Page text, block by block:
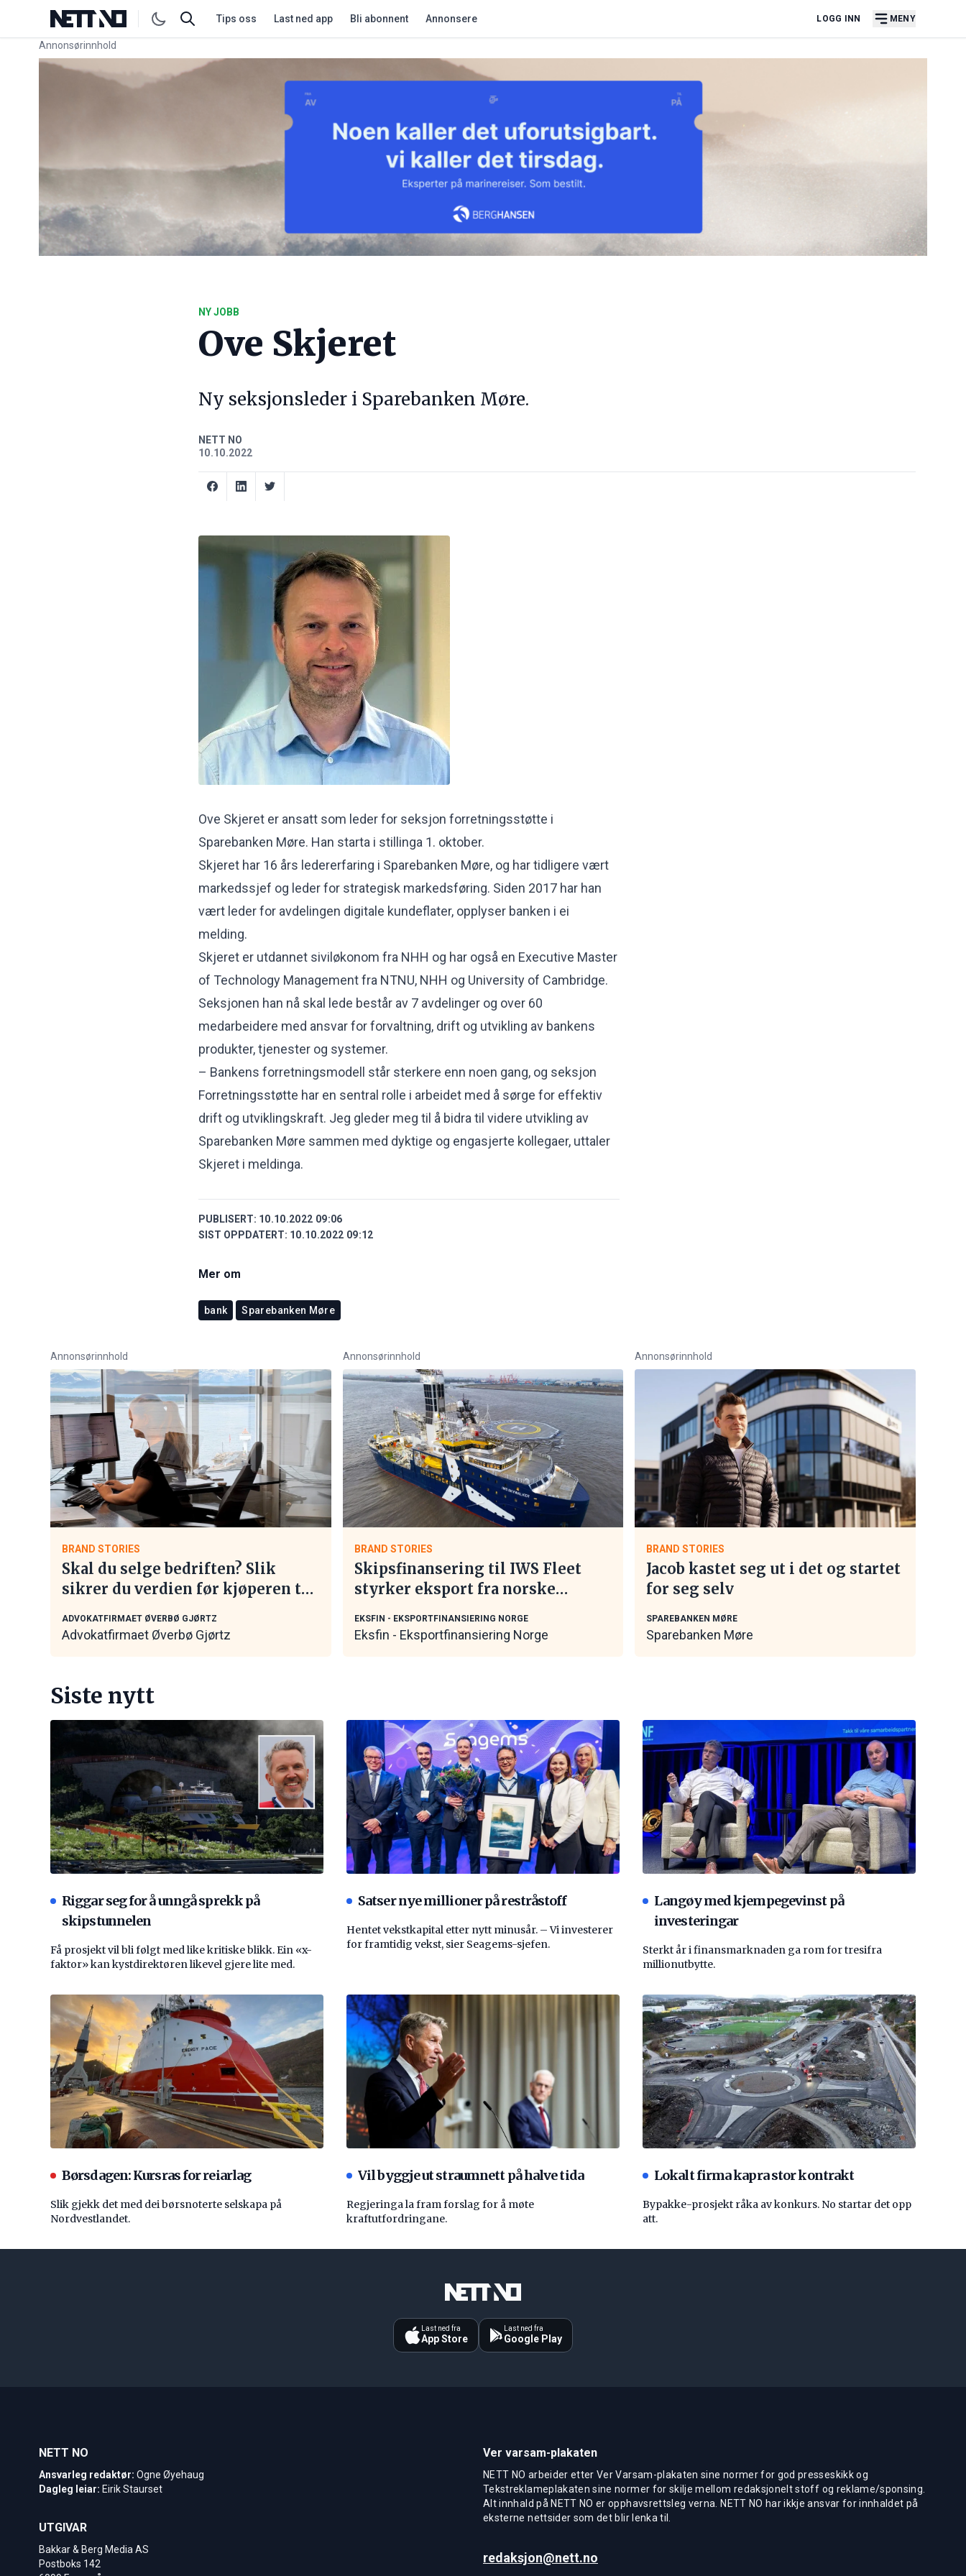
Tips oss Last ned app Bli abonnent Annonsere LOGG INN MENY
Annonsørinnhold
Link for annonse
NY JOBB
Ove Skjeret
Ny seksjonsleder i Sparebanken Møre.
NETT NO
10.10.2022
Ove Skjeret er ansatt som leder for seksjon forretningsstøtte i
Sparebanken Møre. Han starta i stillinga 1. oktober.
Skjeret har 16 års ledererfaring i Sparebanken Møre, og har tidligere vært
markedssjef og leder for strategisk markedsføring. Siden 2017 har han
vært leder for avdelingen digitale kundeflater, opplyser banken i ei
melding.
Skjeret er utdannet siviløkonom fra NHH og har også en Executive Master
of Technology Management fra NTNU, NHH og University of Cambridge.
Seksjonen han nå skal lede består av 7 avdelinger og over 60
medarbeidere med ansvar for forvaltning, drift og utvikling av bankens
produkter, tjenester og systemer.
– Bankens forretningsmodell står sterkere enn noen gang, og seksjon
Forretningsstøtte har en sentral rolle i arbeidet med å sørge for effektiv
drift og utviklingskraft. Jeg gleder meg til å bidra til videre utvikling av
Sparebanken Møre sammen med dyktige og engasjerte kollegaer, uttaler
Skjeret i meldinga.
PUBLISERT: 10.10.2022 09:06
SIST OPPDATERT: 10.10.2022 09:12
Mer om
bank Sparebanken Møre
Annonsørinnhold
BRAND STORIES
Skal du selge bedriften? Slik
sikrer du verdien før kjøperen tar
ADVOKATFIRMAET ØVERBØ GJØRTZ
Advokatfirmaet Øverbø Gjørtz
Annonsørinnhold
BRAND STORIES
Skipsfinansering til IWS Fleet
styrker eksport fra norske
EKSFIN - EKSPORTFINANSIERING NORGE
Eksfin - Eksportfinansiering Norge
Annonsørinnhold
BRAND STORIES
Jacob kastet seg ut i det og startet
for seg selv
SPAREBANKEN MØRE
Sparebanken Møre
Siste nytt
Riggar seg for å unngå sprekk på
skipstunnelen
Få prosjekt vil bli følgt med like kritiske blikk. Ein «x-
faktor» kan kystdirektøren likevel gjere lite med.
Satser nye millioner på restråstoff
Hentet vekstkapital etter nytt minusår. – Vi investerer
for framtidig vekst, sier Seagems-sjefen.
Langøy med kjempegevinst på
investeringar
Sterkt år i finansmarknaden ga rom for tresifra
millionutbytte.
Børsdagen: Kursras for reiarlag
Slik gjekk det med dei børsnoterte selskapa på
Nordvestlandet.
Vil byggje ut straumnett på halve tida
Regjeringa la fram forslag for å møte
kraftutfordringane.
Lokalt firma kapra stor kontrakt
Bypakke-prosjekt råka av konkurs. No startar det opp
att.
Last ned fra
App Store
Last ned fra
Google Play
NETT NO
Ansvarleg redaktør: Ogne Øyehaug
Dagleg leiar: Eirik Staurset
UTGIVAR
Bakkar & Berg Media AS
Postboks 142
Ver varsam-plakaten
NETT NO arbeider etter Ver Varsam-plakaten sine normer for god presseskikk og
Tekstreklameplakaten sine normer for skilje mellom redaksjonelt stoff og reklame/sponsing.
Alt innhald på NETT NO er opphavsrettsleg verna. NETT NO har ikkje ansvar for innhaldet på
eksterne nettsider som det blir lenka til.
redaksjon@nett.no